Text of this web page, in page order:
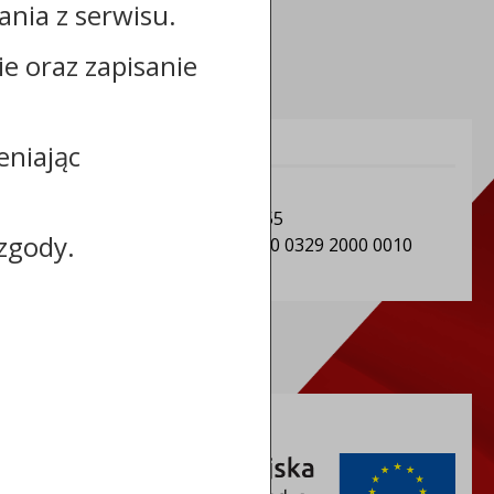
Informacje dodatkowe:
REGON: Gmina Sośno: 092350955
Numer konta: 91 8162 0003 0000 0329 2000 0010
z serwisu.
oraz zapisanie